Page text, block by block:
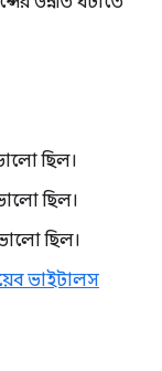
ছিল।
ছিল।
ছিল।
ভাইটালস